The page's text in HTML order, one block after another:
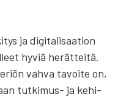
ja digi­ta­li­saa­tion
hyviä herät­tei­tä.
vah­va tavoi­te on,
tut­ki­mus- ja kehi­